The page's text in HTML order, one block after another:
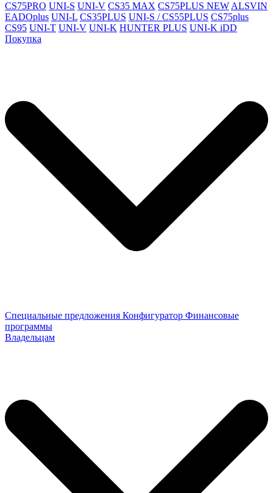
CS75PRO UNI-S UNI-V CS35 MAX CS75PLUS NEW ALSVIN
EADOplus UNI-L CS35PLUS UNI-S / CS55PLUS CS75plus
CS95 UNI-T UNI-V UNI-K HUNTER PLUS UNI-K iDD
Покупка
Специальные предложения Конфигуратор Финансовые
программы
Владельцам